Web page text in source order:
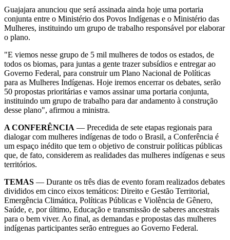
Guajajara anunciou que será assinada ainda hoje uma portaria
conjunta entre o Ministério dos Povos Indígenas e o Ministério das
Mulheres, instituindo um grupo de trabalho responsável por elaborar
o plano.
"E viemos nesse grupo de 5 mil mulheres de todos os estados, de
todos os biomas, para juntas a gente trazer subsídios e entregar ao
Governo Federal, para construir um Plano Nacional de Políticas
para as Mulheres Indígenas. Hoje iremos encerrar os debates, serão
50 propostas prioritárias e vamos assinar uma portaria conjunta,
instituindo um grupo de trabalho para dar andamento à construção
desse plano", afirmou a ministra.
A CONFERÊNCIA — Precedida de sete etapas regionais para
dialogar com mulheres indígenas de todo o Brasil, a Conferência é
um espaço inédito que tem o objetivo de construir políticas públicas
que, de fato, considerem as realidades das mulheres indígenas e seus
territórios.
TEMAS — Durante os três dias de evento foram realizados debates
divididos em cinco eixos temáticos: Direito e Gestão Territorial,
Emergência Climática, Políticas Públicas e Violência de Gênero,
Saúde, e, por último, Educação e transmissão de saberes ancestrais
para o bem viver. Ao final, as demandas e propostas das mulheres
indígenas participantes serão entregues ao Governo Federal.